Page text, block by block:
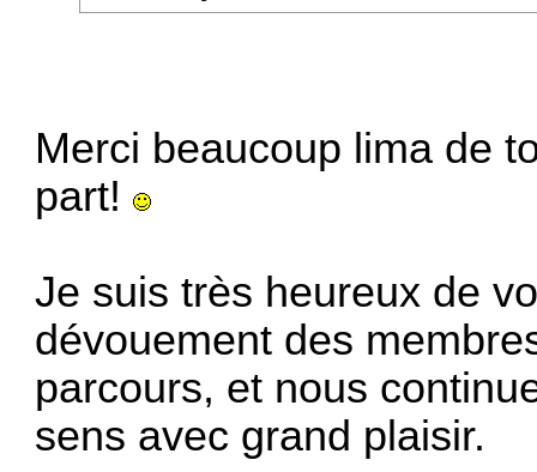
Merci beaucoup lima de
part!
Je suis très heureux de
dévouement des
parcours, et nous
sens avec grand plaisir.